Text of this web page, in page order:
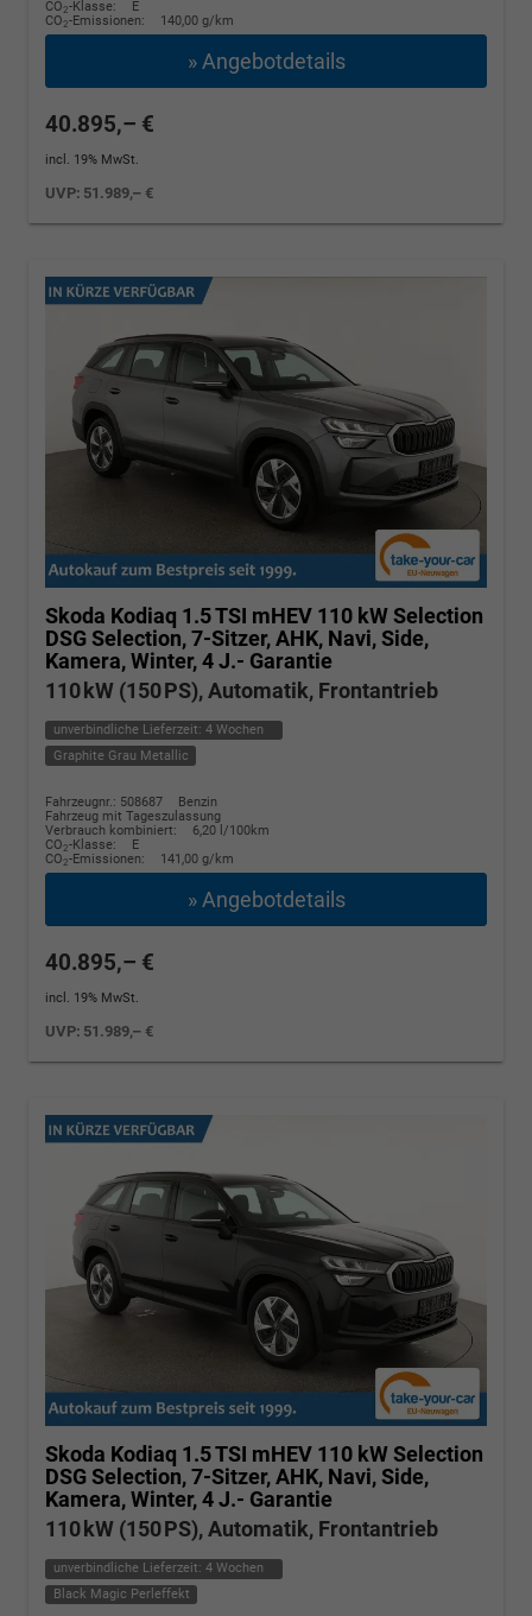
CO2-Klasse:
E
CO2-Emissionen: 140,00 g/km
» Angebotdetails
40.895,– €
incl. 19% MwSt.
UVP: 51.989,– €
Skoda Kodiaq 1.5 TSI mHEV 110 kW Selection
DSG Selection, 7-Sitzer, AHK, Navi, Side,
Kamera, Winter, 4 J.- Garantie
110 kW (150 PS), Automatik, Frontantrieb
unverbindliche Lieferzeit: 4 Wochen
Graphite Grau Metallic
Fahrzeugnr.: 508687
Benzin
Fahrzeug mit Tageszulassung
Verbrauch kombiniert:
6,20 l/100km
CO2-Klasse:
E
CO2-Emissionen: 141,00 g/km
» Angebotdetails
40.895,– €
incl. 19% MwSt.
UVP: 51.989,– €
Skoda Kodiaq 1.5 TSI mHEV 110 kW Selection
DSG Selection, 7-Sitzer, AHK, Navi, Side,
Kamera, Winter, 4 J.- Garantie
110 kW (150 PS), Automatik, Frontantrieb
unverbindliche Lieferzeit: 4 Wochen
Black Magic Perleffekt